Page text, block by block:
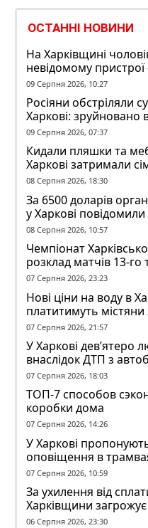
ОСТАННІ НОВИНИ
На Харківщині
невідомому пристрої
руки
09 Серпня 2026, 10:27
Росіяни обстріляли
Харкові: зруйновано
заблоковані
09 Серпня 2026, 07:37
Кидали пляшки та
Харкові затримали
у гуртожитку
08 Серпня 2026, 18:30
За 6500 доларів
у Харкові
ексзавідувачу
08 Серпня 2026, 10:57
Чемпіонат
розклад матчів 13-го
07 Серпня 2026, 23:23
Нові ціни на воду в
платитимуть
07 Серпня 2026, 21:57
У Харкові дев’ятеро
внаслідок ДТП з
07 Серпня 2026, 18:03
ТОП-7 способов
коробки дома
07 Серпня 2026, 14:26
У Харкові
оповіщення в
07 Серпня 2026, 10:59
За ухилення від
Харківщини
волі
06 Серпня 2026, 23:30